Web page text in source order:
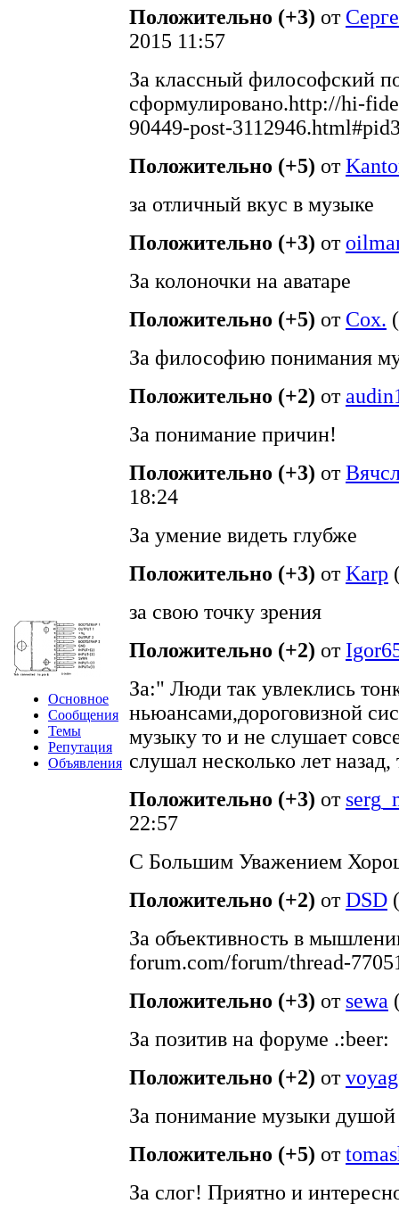
Основное
Сообщения
Темы
Репутация
Объявления
Положительно (+3) от
2015 11:57
За классный философский
сформулировано.http://hi-
90449-post-
Положительно (+5) от
за отличный вкус в музыке
Положительно (+3) от
За колоночки на аватаре
Положительно (+5) от Cox. (
За философию понимания
Положительно (+2) от
За понимание причин!
Положительно (+3) от
18:24
За умение видеть глубже
Положительно (+3) отKarp
за свою точку зрения
Положительно (+2) от
За:" Люди так увлеклись
ньюансами,дороговизной
музыку то и не слушает
слушал несколько лет
Положительно (+3) от
22:57
С Большим Уважением
Положительно (+2) отDSD (
За объективность в
forum.com/forum/thread-
Положительно (+3) от sewa
За позитив на форуме .:beer:
Положительно (+2) от
За понимание музыки душой
Положительно (+5) от
За слог! Приятно и